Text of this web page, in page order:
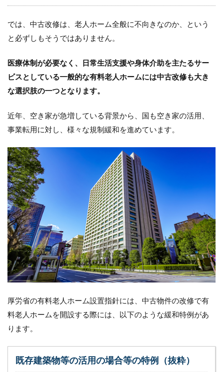
では、中古改修は、老人ホーム全般に不向きなのか、という
と必ずしもそうではありません。
医療体制が必要なく、日常生活支援や身体介助を主たるサー
ビスとしている一般的な有料老人ホームには中古改修も大き
な選択肢の一つとなります。
近年、空き家が急増している背景から、国も空き家の活用、
事業転用に対し、様々な規制緩和を進めています。
厚労省の有料老人ホーム設置指針には、中古物件の改修で有
料老人ホームを開設する際には、以下のような緩和特例があ
ります。
既存建築物等の活用の場合等の特例（抜粋）